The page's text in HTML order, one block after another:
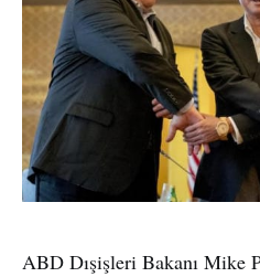
ABD Dışişleri Bakanı Mike